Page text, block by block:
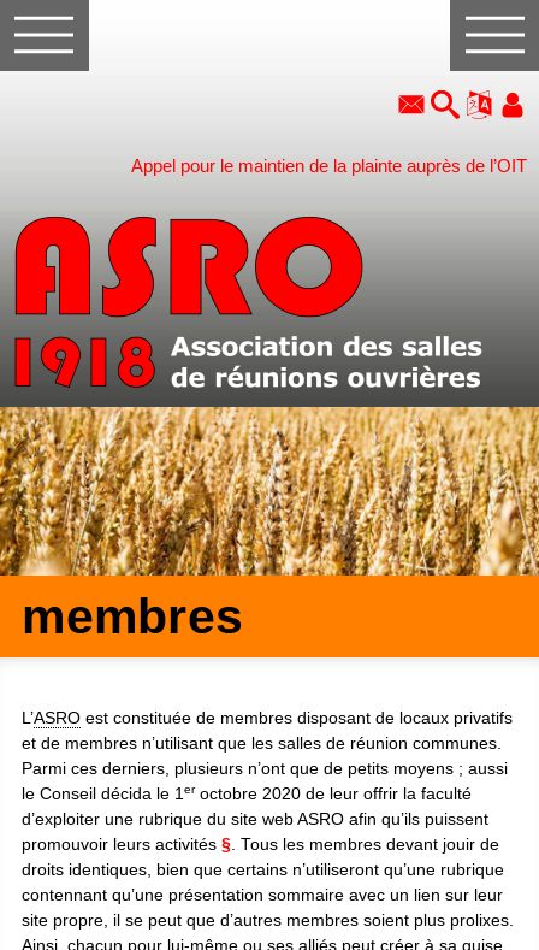
Appel pour le maintien de la plainte auprès de l’OIT
membres
L’ASRO est constituée de membres disposant de locaux privatifs
et de membres n’utilisant que les salles de réunion communes.
Parmi ces derniers, plusieurs n’ont que de petits moyens ; aussi
le Conseil décida le 1eroctobre 2020 de leur offrir la faculté
d’exploiter une rubrique du site web ASRO afin qu’ils puissent
promouvoir leurs activités§ . Tous les membres devant jouir de
droits identiques, bien que certains n’utiliseront qu’une rubrique
contennant qu’une présentation sommaire avec un lien sur leur
site propre, il se peut que d’autres membres soient plus prolixes.
Ainsi, chacun pour lui-même ou ses alliés peut créer à sa guise